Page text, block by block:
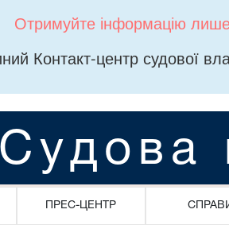
Отримуйте інформацію
Контакт-центр судової
Судова
ПРЕС-ЦЕНТР